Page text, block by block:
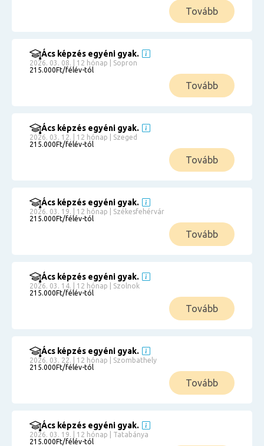
Tovább
Ács képzés egyéni gyak.
2026. 03. 08. | 12 hónap | Sopron
215.000Ft/félév-tól
Tovább
Ács képzés egyéni gyak.
2026. 03. 12. | 12 hónap | Szeged
215.000Ft/félév-tól
Tovább
Ács képzés egyéni gyak.
2026. 03. 19. | 12 hónap | Székesfehérvár
215.000Ft/félév-tól
Tovább
Ács képzés egyéni gyak.
2026. 03. 14. | 12 hónap | Szolnok
215.000Ft/félév-tól
Tovább
Ács képzés egyéni gyak.
2026. 03. 22. | 12 hónap | Szombathely
215.000Ft/félév-tól
Tovább
Ács képzés egyéni gyak.
2026. 03. 19. | 12 hónap | Tatabánya
215.000Ft/félév-tól